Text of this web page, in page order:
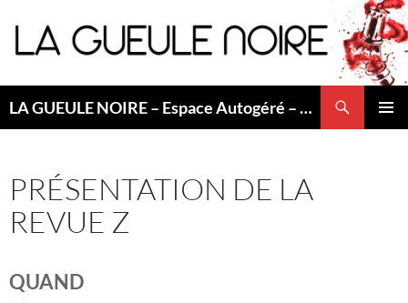
au
contenu
LA GUEULE NOIRE – Espace Autogéré – Saint Etienne
PRÉSENTATION DE LA
REVUE Z
QUAND